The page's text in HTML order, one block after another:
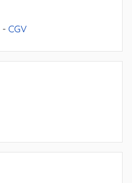
- CGV